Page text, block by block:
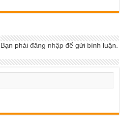
Bạn phảiđăng nhập để gửi bình luận.